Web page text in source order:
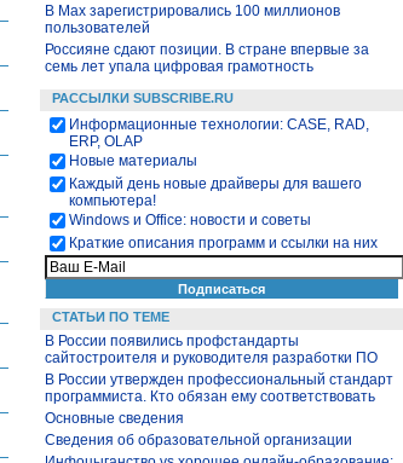
В Max зарегистрировались 100 миллионов
пользователей
Россияне сдают позиции. В стране впервые за
семь лет упала цифровая грамотность
РАССЫЛКИ SUBSCRIBE.RU
Информационные технологии: CASE, RAD,
ERP, OLAP
Новые материалы
Каждый день новые драйверы для вашего
компьютера!
Windows и Office: новости и советы
Краткие описания программ и ссылки на них
СТАТЬИ ПО ТЕМЕ
В России появились профстандарты
сайтостроителя и руководителя разработки ПО
В России утвержден профессиональный стандарт
программиста. Кто обязан ему соответствовать
Основные сведения
Сведения об образовательной организации